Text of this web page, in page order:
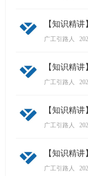
【知识精
广工引路人
【知识精
广工引路人
【知识精
广工引路人
【知识精
广工引路人